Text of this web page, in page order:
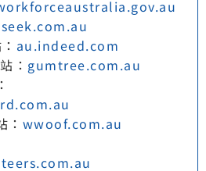
seek.com.au
au.indeed.com
： gumtree.com.au
： wwoof.com.au